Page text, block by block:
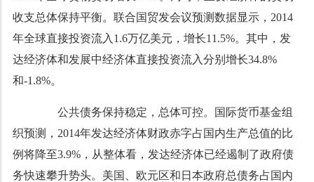
收支总体保持平衡。联合国贸发会议预测数据显示，2014
年全球直接投资流入1.6万亿美元，增长11.5%。其中，发
达经济体和发展中经济体直接投资流入分别增长34.8%
和-1.8%。
公共债务保持稳定，总体可控。国际货币基金组
织预测，2014年发达经济体财政赤字占国内生产总值的比
例将降至3.9%，从整体看，发达经济体已经遏制了政府债
务快速攀升势头。美国、欧元区和日本政府总债务占国内